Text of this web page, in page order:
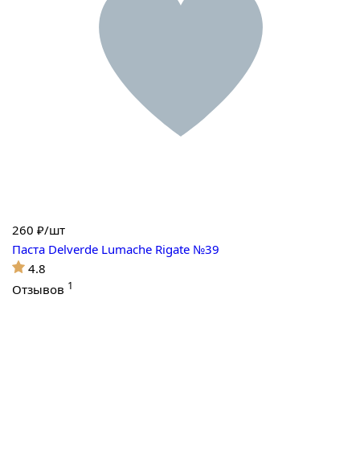
260 ₽/шт
Паста Delverde Lumache Rigate №39
4.8
Отзывов 1